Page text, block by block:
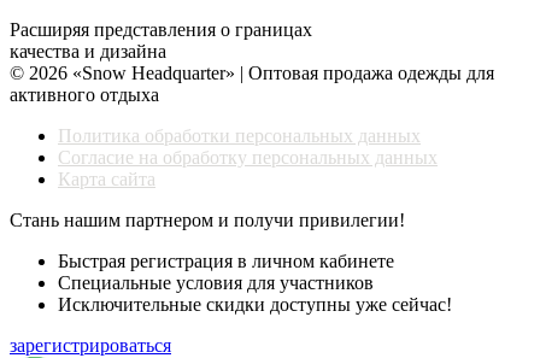
Расширяя представления о границах
качества и дизайна
© 2026 «Snow Headquarter» | Оптовая продажа одежды для
активного отдыха
Политика обработки персональных данных
Согласие на обработку персональных данных
Карта сайта
Стань нашим партнером и получи привилегии!
Быстрая регистрация в личном кабинете
Специальные условия для участников
Исключительные скидки доступны уже сейчас!
зарегистрироваться